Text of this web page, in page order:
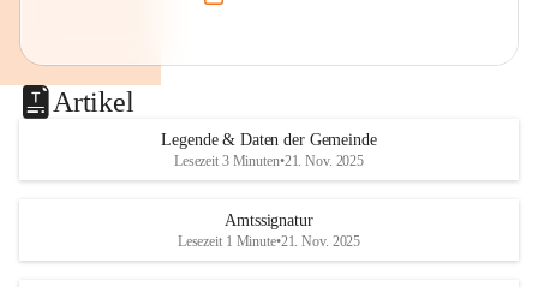
Artikel
Legende & Daten der Gemeinde
Lesezeit 3 Minuten•21. Nov. 2025
Amtssignatur
Lesezeit 1 Minute•21. Nov. 2025